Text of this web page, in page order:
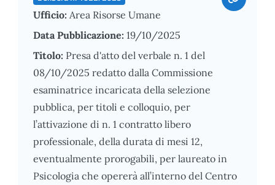
Ufficio: Area Risorse Umane
Data Pubblicazione: 19/10/2025
Titolo: Presa d'atto del verbale n. 1 del
08/10/2025 redatto dalla Commissione
esaminatrice incaricata della selezione
pubblica, per titoli e colloquio, per
l’attivazione di n. 1 contratto libero
professionale, della durata di mesi 12,
eventualmente prorogabili, per laureato in
Psicologia che opererà all’interno del Centro